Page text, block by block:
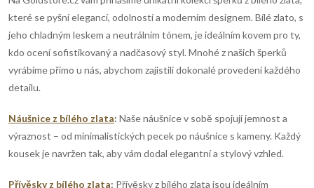
a
c
í
r
v
n
k
o
v
á
n
í
které se pyšní elegancí, odolností a moderním designem. Bílé zlato, s
jeho chladným leskem a neutrálním tónem, je ideálním kovem pro ty,
kdo ocení sofistikovaný a nadčasový styl. Mnohé z našich šperků
vyrábíme přímo u nás, abychom zajistili dokonalé provedení každého
detailu.
Náušnice z bílého zlata: Naše náušnice v sobě spojují jemnost a
výraznost – od minimalistických pecek po náušnice s kameny. Každý
kousek je navržen tak, aby vám dodal elegantní a stylový vzhled.
Přívěsky z bílého zlata: Přívěsky z bílého zlata jsou ideálním